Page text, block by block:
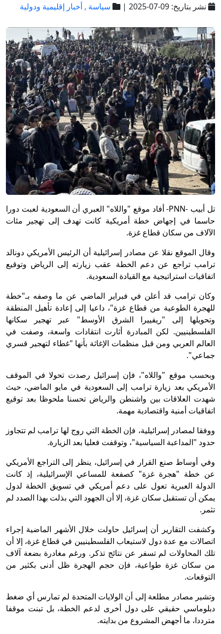
نشر بتاريخ: 09-07-2025 | سياسة , أخبار إقليمية ودولية
تل أبيب -PNN- أفاد موقع "واللاه" العبري أن السعودية لعبت دورا
حاسما في إجهاض خطة أمريكية كانت تهدف إلى تهجير مئات
الآلاف من سكان قطاع غزة.
وقال الموقع نقلا عن مصادر إسرائيلية أن الرئيس الأمريكي دونالد
ترامب تراجع عن دعم الخطة عقب زيارته إلى الرياض وتوقيع
اتفاقيات استراتيجية مع القيادة السعودية.
وكان ترامب قد أعلن في فبراير الماضي عن ما وصفه بـ"خطة
للهجرة الطوعية من قطاع غزة"، داعيا إلى إعادة تأهيل المنطقة
وتحويلها إلى "ريفييرا الشرق الأوسط" عبر تهجير سكانها
الفلسطينيين. لكن المبادرة أثارت انتقادات واسعة، وصفت في
العالم العربي ومن قبل منظمات الإغاثة بأنها "غطاء لتهجير قسري
جماعي".
وبحسب موقع "واللاه"، فإن إسرائيل رصدت تحولا في الموقف
الأمريكي بعد زيارة ترامب إلى السعودية في مايو الماضي، حيث
شهدت العلاقات بين واشنطن والرياض تحسنا ملحوظا بعد توقيع
اتفاقيات أمنية واقتصادية مهمة.
ووفقا لمصادر إسرائيلية، فإن الخطة التي روج لها ترامب لم تتجاوز
حدود "المداعبة السياسية"، وتوقفت فعليا بعد الزيارة.
وفي أوساط صنع القرار في إسرائيل، ينظر إلى التراجع الأمريكي
عن خطة "هجرة غزة" كصفعة للمساعي الإسرائيلية، إذ كانت
الدولة العبرية تعول على دعم أمريكي في تسويق الخطة لدول
يمكن أن تستقبل سكان غزة، إلا أن الجهود التي بذلت بهذا الصدد لم
تثمر.
وكشفت التقارير أن إسرائيل حاولت خلال الأشهر الماضية إجراء
اتصالات مع عدة دول لاستيعاب الفلسطينيين في قطاع غزة، إلا أن
تلك المحاولات لم تسفر عن نتائج تذكر. ورغم مغادرة بضعة آلاف
من سكان غزة طواعية، فإن حجم الهجرة ظل أدنى بكثير من
التوقعات.
وتشير مصادر مطلعة إلى أن الولايات المتحدة لم تمارس أي ضغط
دبلوماسي حقيقي على دول أخرى لدعم الخطة، بل تبنت موقفا
مترددا، ما أجهض المشروع من بدايته.